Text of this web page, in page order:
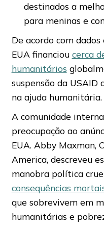
destinados a
para meninas e
De acordo com
EUA financiou cerca
humanitários
suspensão da USAID
na ajuda humanitária.
A comunidade
preocupação ao
EUA. Abby Maxman,
America, descreveu
manobra política
consequências
que sobrevivem em
humanitárias e